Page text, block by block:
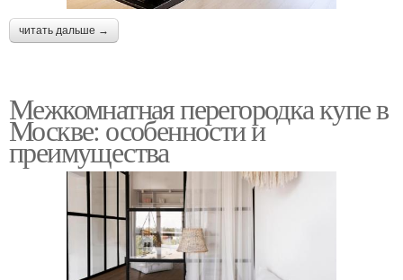
читать дальше →
Межкомнатная перегородка купе в
Москве: особенности и
преимущества